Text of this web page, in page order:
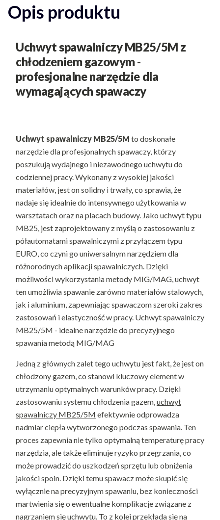
Opis produktu
Uchwyt spawalniczy MB25/5M z
chłodzeniem gazowym-
profesjonalne narzędzie dla
wymagających spawaczy
Uchwyt spawalniczy MB25/5M to doskonałe
narzędzie dla profesjonalnych spawaczy, którzy
poszukują wydajnego i niezawodnego uchwytu do
codziennej pracy. Wykonany z wysokiej jakości
materiałów, jest on solidny i trwały, co sprawia, że
nadaje się idealnie do intensywnego użytkowania w
warsztatach oraz na placach budowy. Jako uchwyt typu
MB25, jest zaprojektowany z myślą o zastosowaniu z
półautomatami spawalniczymi z przyłączem typu
EURO, co czyni go uniwersalnym narzędziem dla
różnorodnych aplikacji spawalniczych. Dzięki
możliwości wykorzystania metody MIG/MAG, uchwyt
ten umożliwia spawanie zarówno materiałów stalowych,
jak i aluminium, zapewniając spawaczom szeroki zakres
zastosowań i elastyczność w pracy. Uchwyt spawalniczy
MB25/5M - idealne narzędzie do precyzyjnego
spawania metodą MIG/MAG
Jedną z głównych zalet tego uchwytu jest fakt, że jest on
chłodzony gazem, co stanowi kluczowy element w
utrzymaniu optymalnych warunków pracy. Dzięki
zastosowaniu systemu chłodzenia gazem, uchwyt
spawalniczy MB25/5M efektywnie odprowadza
nadmiar ciepła wytworzonego podczas spawania. Ten
proces zapewnia nie tylko optymalną temperaturę pracy
narzędzia, ale także eliminuje ryzyko przegrzania, co
może prowadzić do uszkodzeń sprzętu lub obniżenia
jakości spoin. Dzięki temu spawacz może skupić się
wyłącznie na precyzyjnym spawaniu, bez konieczności
martwienia się o ewentualne komplikacje związane z
nagrzaniem się uchwytu. To z kolei przekłada się na